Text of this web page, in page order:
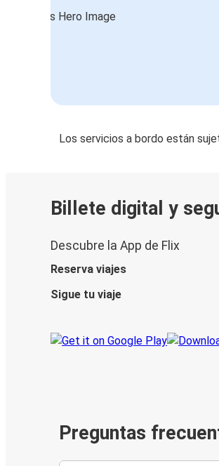
Los servicios a bordo están
Billete digital y
Descubre la App de Flix
Reserva viajes
Sigue tu viaje
Preguntas